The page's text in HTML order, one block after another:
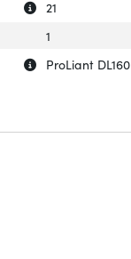
Uitleg over
Verberg uitleg
21
1
Uitleg over
Verberg uitleg
ProLiant